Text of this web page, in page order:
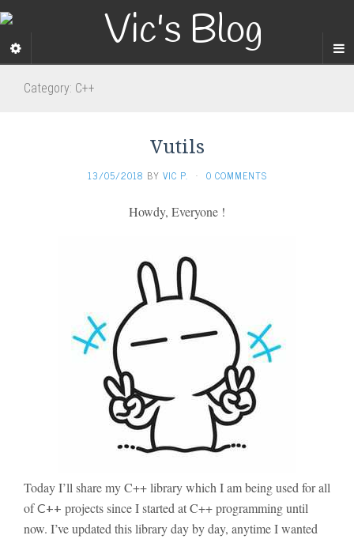
Category: C++
Vutils
13/05/2018 BY VIC P. · 0 COMMENTS
Howdy, Everyone !
Today I’ll share my C++ library which I am being used for all
ofC++ projects since I started at C++ programming until
now. I’ve updated this library day by day, anytime I wanted